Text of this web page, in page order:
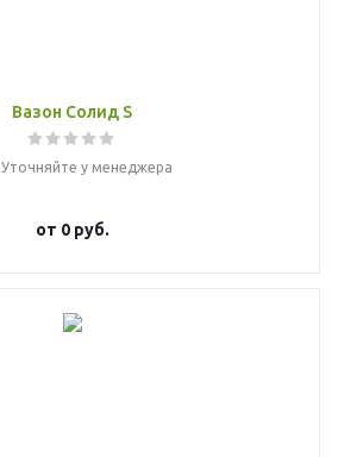
Вазон Солид S
Уточняйте у менеджера
от 0 руб.